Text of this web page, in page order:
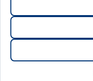
Puleva